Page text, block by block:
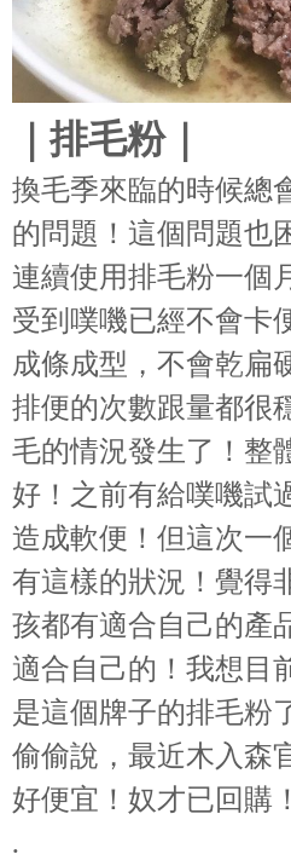
｜排毛粉｜
換毛季來臨的時候總
的問題！這個問題也
連續使用排毛粉一個
受到噗嘰已經不會卡
成條成型，不會乾扁
排便的次數跟量都很
毛的情況發生了！整
好！之前有給噗嘰試
造成軟便！但這次一
有這樣的狀況！覺得
孩都有適合自己的產
適合自己的！我想目
是這個牌子的排毛粉
偷偷說，最近木入森
好便宜！奴才已回購！
.